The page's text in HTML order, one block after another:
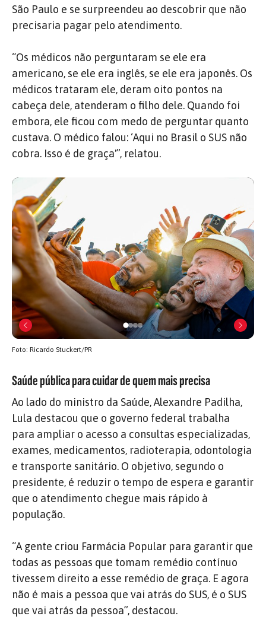
São Paulo e se surpreendeu ao descobrir que não
precisaria pagar pelo atendimento.
“Os médicos não perguntaram se ele era
americano, se ele era inglês, se ele era japonês. Os
médicos trataram ele, deram oito pontos na
cabeça dele, atenderam o filho dele. Quando foi
embora, ele ficou com medo de perguntar quanto
custava. O médico falou: ‘Aqui no Brasil o SUS não
cobra. Isso é de graça'”, relatou.
Foto: Ricardo Stuckert/PR
Saúde pública para cuidar de quem mais precisa
Ao lado do ministro da Saúde, Alexandre Padilha,
Lula destacou que o governo federal trabalha
para ampliar o acesso a consultas especializadas,
exames, medicamentos, radioterapia, odontologia
e transporte sanitário. O objetivo, segundo o
presidente, é reduzir o tempo de espera e garantir
que o atendimento chegue mais rápido à
população.
“A gente criou Farmácia Popular para garantir que
todas as pessoas que tomam remédio contínuo
tivessem direito a esse remédio de graça. E agora
não é mais a pessoa que vai atrás do SUS, é o SUS
que vai atrás da pessoa”, destacou.